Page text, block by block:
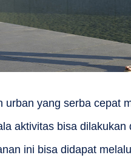
urban yang serba cepat
aktivitas bisa
ini bisa didapat